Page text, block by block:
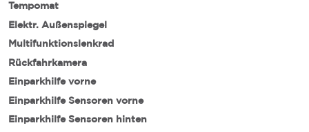
Tempomat
Elektr. Außenspiegel
Multifunktionslenkrad
Rückfahrkamera
Einparkhilfe vorne
Einparkhilfe Sensoren vorne
Einparkhilfe Sensoren hinten